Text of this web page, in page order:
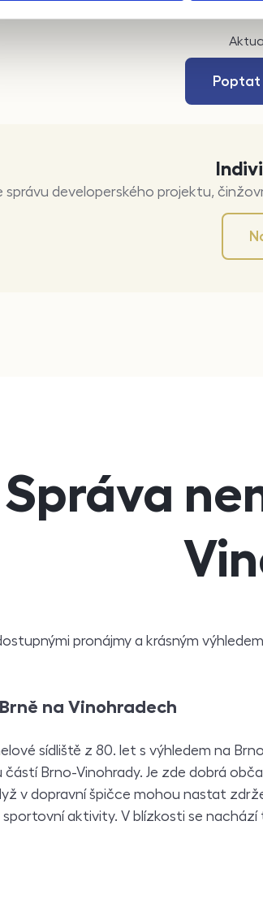
správu developerského projektu,
Správa
pronájmy a krásným
na Vinohradech
sídliště z 80. let s výhledem na
částí Brno-Vinohrady. Je zde dobrá
v dopravní špičce mohou nastat
aktivity. V blízkosti se